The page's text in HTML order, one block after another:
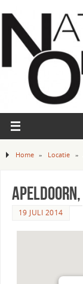
Home » Locatie »
19 JULI 2014